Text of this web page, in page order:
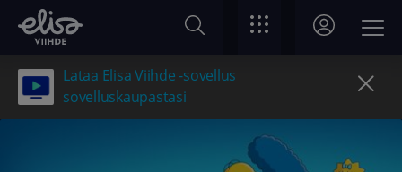
Lataa Elisa Viihde -sovellus
sovelluskaupastasi